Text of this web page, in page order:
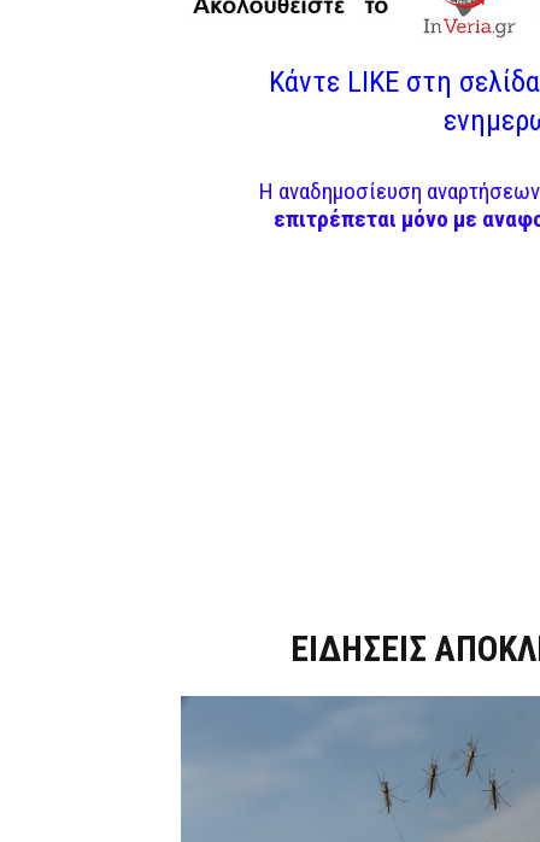
Κάντε LIKE στη
Η αναδημοσίευση
επιτρέπεται μόνο με
ΕΙΔΗΣΕΙΣ